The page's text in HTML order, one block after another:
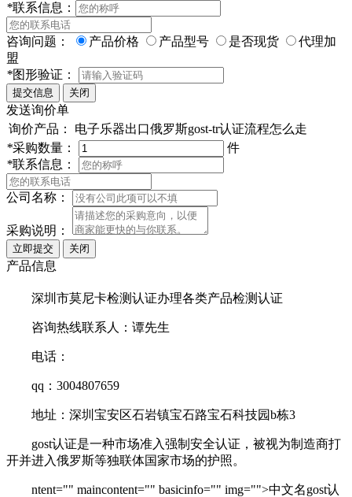
*联系信息：
咨询问题： 产品价格 产品型号 是否现货
代理加
盟
*图形验证：
发送询价单
询价产品：
电子乐器出口俄罗斯gost-tr认证流程怎么走
*采购数量：
件
*联系信息：
公司名称：
采购说明：
产品信息
深圳市莫尼卡检测认证办理各类产品检测认证
咨询热线联系人：谭先生
电话：
qq：3004807659
地址：深圳宝安区石岩镇宝石路宝石科技园b栋3
gost认证是一种市场准入强制安全认证，被视为制造商打
开并进入俄罗斯等独联体国家市场的护照。
ntent="" maincontent="" basicinfo="" img="">中文名gost认